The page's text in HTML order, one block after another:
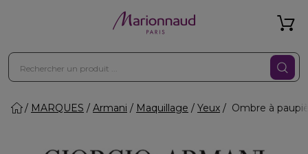
MARQUES Armani Maquillage Yeux Ombre à